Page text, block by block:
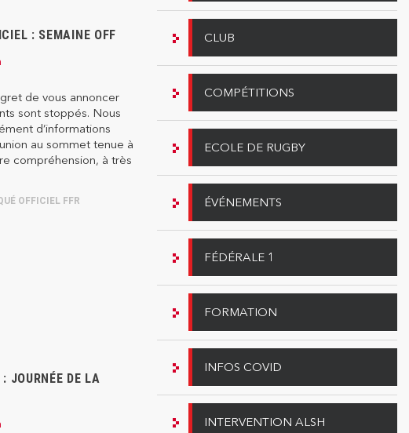
: SEMAINE OFF
de vous annoncer
sont stoppés. Nous
d’informations
au sommet tenue à
compréhension, à très
OFFICIEL FFR
JOURNÉE DE LA
CLUB
COMPÉTITIONS
ECOLE DE RUGBY
ÉVÉNEMENTS
FÉDÉRALE 1
FORMATION
INFOS COVID
INTERVENTION ALSH